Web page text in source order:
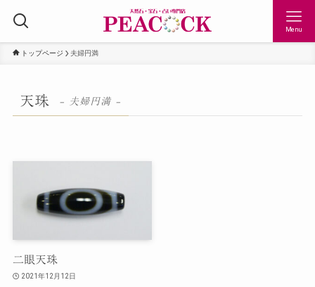
Menu
トップページ 夫婦円満
天珠 – 夫婦円満 –
二眼天珠
2021年12月12日